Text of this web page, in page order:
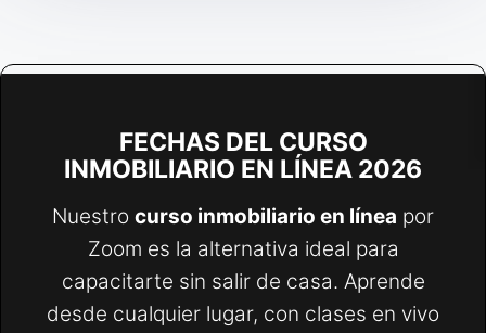
FECHAS DEL CURSO
INMOBILIARIO EN LÍNEA 2026
Nuestro curso inmobiliario en línea por
Zoom es la alternativa ideal para
capacitarte sin salir de casa. Aprende
desde cualquier lugar, con clases en vivo